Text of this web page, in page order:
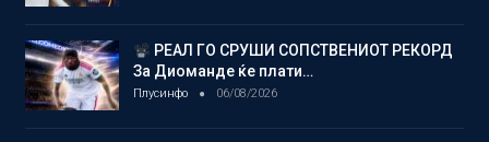
РЕАЛ ГО СРУШИ СОПСТВЕНИОТ РЕКОРД
За Диоманде ќе плати…
Плусинфо 06/08/2026